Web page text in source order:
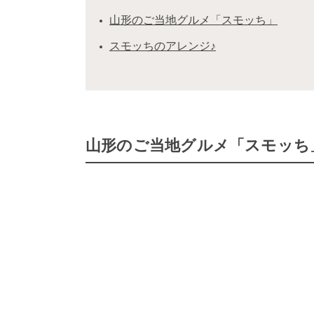
山形のご当地グルメ「スモッち」
スモッちのアレンジ♪
山形のご当地グルメ「スモッち